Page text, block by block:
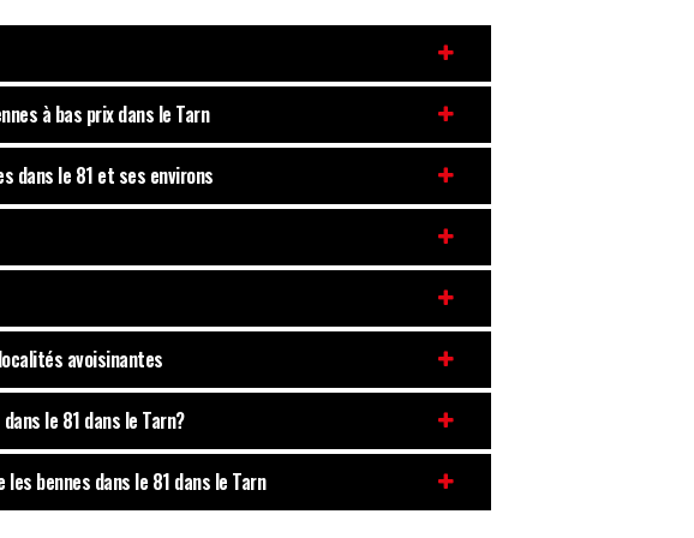
à bas prix dans le Tarn
dans le 81 et ses environs
avoisinantes
le 81 dans le Tarn?
bennes dans le 81 dans le Tarn